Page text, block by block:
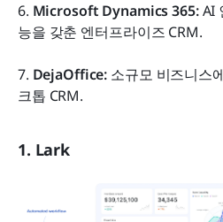
6. Microsoft Dynamics 365: AI
능을 갖춘 엔터프라이즈 CRM.
7. DejaOffice: 소규모 비즈니스
크톱 CRM.
1. Lark